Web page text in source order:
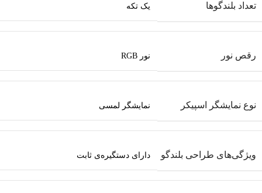
تعداد بلندگوها یک تکه
رقص نور نور RGB
نوع نمایشگر اسپیکر نمایشگر لمسی
ویژگی‌های طراحی بلندگو دارای دستگیره‌ی ثابت